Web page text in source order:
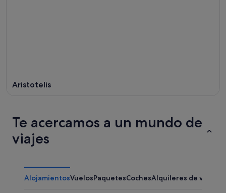
Aristotelis
Te acercamos a un mundo de
viajes
AlojamientosVuelosPaquetesCochesAlquileres de